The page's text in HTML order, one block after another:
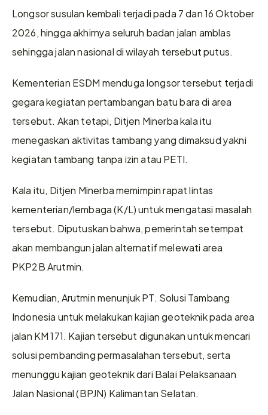
Longsor susulan kembali terjadi pada 7 dan 16 Oktober
2026, hingga akhirnya seluruh badan jalan amblas
sehingga jalan nasional di wilayah tersebut putus.
Kementerian ESDM menduga longsor tersebut terjadi
gegara kegiatan pertambangan batu bara di area
tersebut. Akan tetapi, Ditjen Minerba kala itu
menegaskan aktivitas tambang yang dimaksud yakni
kegiatan tambang tanpa izin atau PETI.
Kala itu, Ditjen Minerba memimpin rapat lintas
kementerian/lembaga (K/L) untuk mengatasi masalah
tersebut. Diputuskan bahwa, pemerintah setempat
akan membangun jalan alternatif melewati area
PKP2B Arutmin.
Kemudian, Arutmin menunjuk PT. Solusi Tambang
Indonesia untuk melakukan kajian geoteknik pada area
jalan KM 171. Kajian tersebut digunakan untuk mencari
solusi pembanding permasalahan tersebut, serta
menunggu kajian geoteknik dari Balai Pelaksanaan
Jalan Nasional (BPJN) Kalimantan Selatan.